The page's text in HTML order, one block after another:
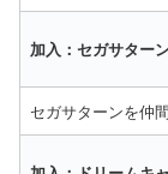
加入：セガサター
セガサターンを仲